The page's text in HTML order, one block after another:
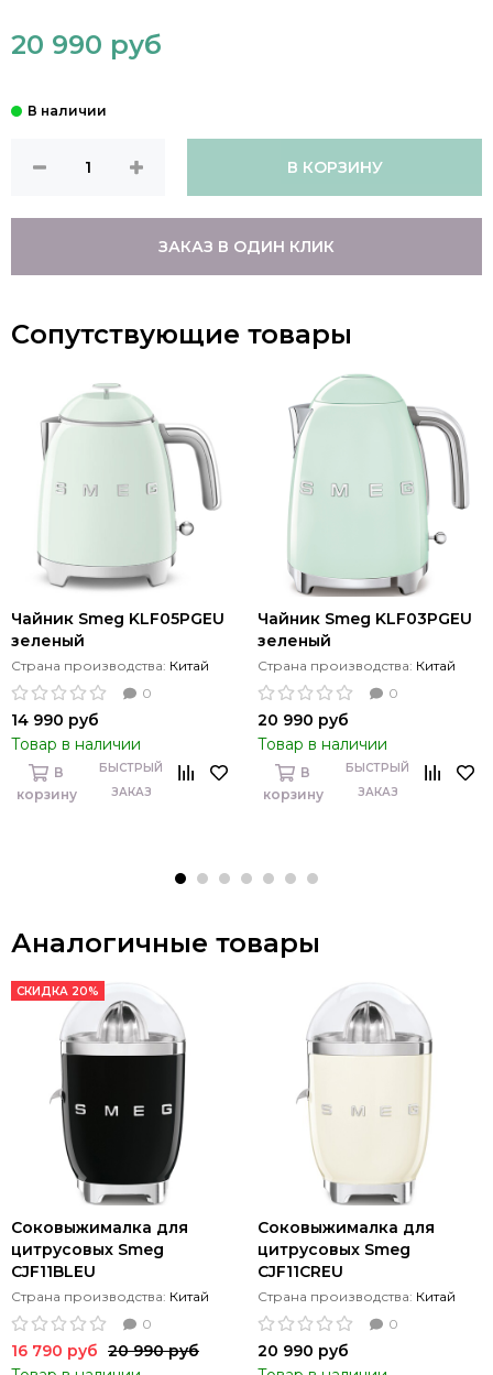
20 990 руб
В КОРЗИНУ
ЗАКАЗ В ОДИН КЛИК
Сопутствующие товары
Чайник Smeg KLF05PGEU
зеленый
Страна производства: Китай
0
14 990 руб
Товар в наличии
В
корзину
БЫСТРЫЙ
ЗАКАЗ
Чайник Smeg KLF03PGEU
зеленый
Страна производства: Китай
0
20 990 руб
Товар в наличии
В
корзину
БЫСТРЫЙ
ЗАКАЗ
Аналогичные товары
СКИДКА 20%
Соковыжималка для
цитрусовых Smeg
CJF11BLEU
Страна производства: Китай
0
16 790 руб 20 990 руб
Соковыжималка для
цитрусовых Smeg
CJF11CREU
Страна производства: Китай
0
20 990 руб